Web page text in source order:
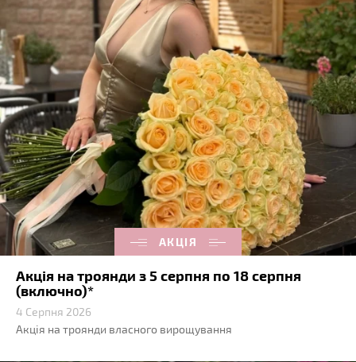
АКЦІЯ
Акція на троянди з 5 серпня по 18 серпня
(включно)*
4 Серпня 2026
Акція на троянди власного вирощування